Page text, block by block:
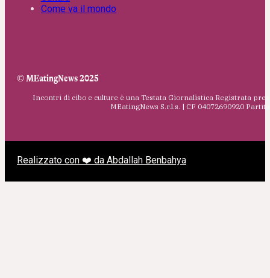
Come va il mondo
© MEatingNews 2025
Incontri di cibo e culture è una Testata Giornalistica Registrata
MEatingNews S.r.l.s. | CF 04072690920
Realizzato con ❤️ da Abdallah Benbahya